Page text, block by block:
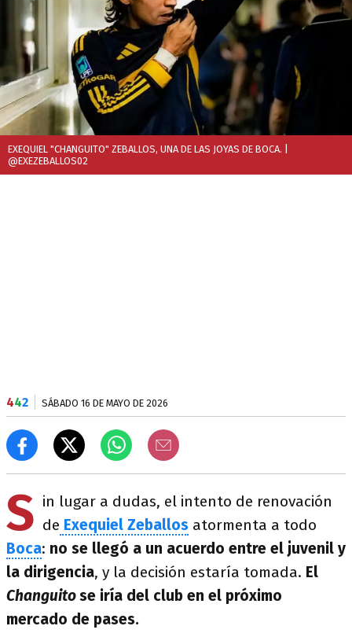
EXEQUIEL "CHANGUITO" ZEBALLOS, UNA DE LAS JOYAS DE BOCA.
@EXEZEBALLOS02
442 SÁBADO 16 DE MAYO DE 2026
S in lugar a dudas, el intento de renovación
de Exequiel Zeballos atormenta a todo
Boca: no se llegó a un acuerdo entre el juvenil y
la dirigencia, y la decisión estaría tomada. El
Changuitose iría del club en el próximo
mercado de pases.